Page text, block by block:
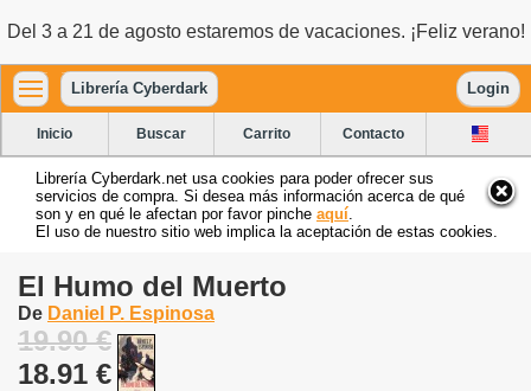
Del 3 a 21 de agosto estaremos de vacaciones. ¡Feliz verano!
Librería Cyberdark Login
Inicio Buscar Carrito Contacto
Librería Cyberdark.net usa cookies para poder ofrecer sus
servicios de compra. Si desea más información acerca de qué
son y en qué le afectan por favor pinche aquí
El uso de nuestro sitio web implica la aceptación de estas cookies.
El Humo del Muerto
De Daniel P. Espinosa
19.90 €
18.91 €